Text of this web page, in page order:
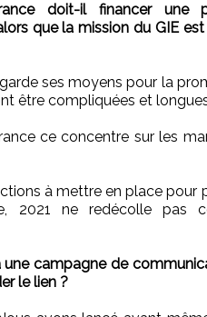
doit-il financer une
que la mission du GIE
ses moyens pour la
être compliquées et
ce concentre sur les
à mettre en place pour
2021 ne redécolle pas
campagne de
le lien ?